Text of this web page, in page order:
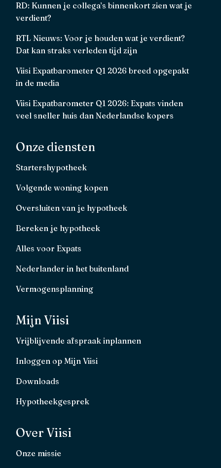
RD: Kunnen je collega’s binnenkort zien wat je
verdient?
RTL Nieuws: Voor je houden wat je verdient?
Dat kan straks verleden tijd zijn
Viisi Expatbarometer Q1 2026 breed opgepakt
in de media
Viisi Expatbarometer Q1 2026: Expats vinden
veel sneller huis dan Nederlandse kopers
Onze diensten
Startershypotheek
Volgende woning kopen
Oversluiten van je hypotheek
Bereken je hypotheek
Alles voor Expats
Nederlander in het buitenland
Vermogensplanning
Mijn Viisi
Vrijblijvende afspraak inplannen
Inloggen op Mijn Viisi
Downloads
Hypotheekgesprek
Over Viisi
Onze missie